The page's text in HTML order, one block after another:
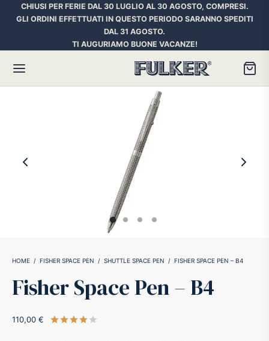
CHIUSI PER FERIE DAL 30 LUGLIO AL 30 AGOSTO, COMPRESI.
GLI ORDINI EFFETTUATI IN QUESTO PERIODO SARANNO SPEDITI
DAL 31 AGOSTO.
TI AUGURIAMO BUONE VACANZE!
HOME / FISHER SPACE PEN / SHUTTLE SPACE PEN / FISHER SPACE PEN – B4
Fisher Space Pen – B4
110,00 €
SPACE PEN
Matic
PENNE
E INCHIOSTRI
Penne Stilografiche
Penne Roller